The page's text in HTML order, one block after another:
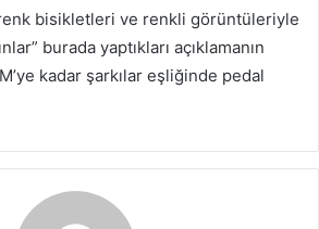
bisikletleri ve renkli görüntüleriyle
burada yaptıkları açıklamanın
kadar şarkılar eşliğinde pedal